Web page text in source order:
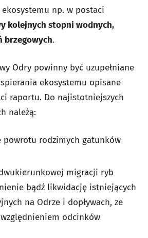
np. w postaci
kolejnych stopni wodnych,
brzegowych.
Odry powinny być uzupełniane
ekosystemu opisane
raportu. Do najistotniejszych
należą:
powrotu rodzimych gatunków
migracji ryb
bądź likwidację istniejących
na Odrze i dopływach, ze
odcinków